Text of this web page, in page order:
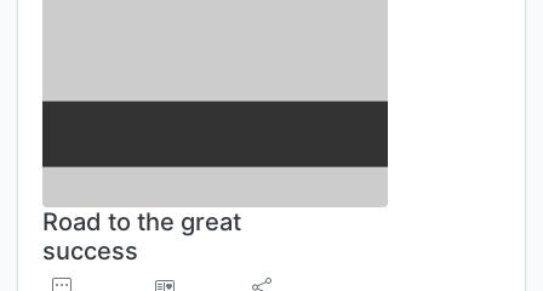
Road to the great
success